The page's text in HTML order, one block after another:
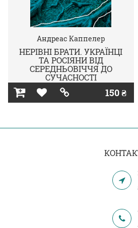
Андреас Каппелер
НЕРІВНІ БРАТИ. УКРАЇНЦІ
ТА РОСІЯНИ ВІД
СЕРЕДНЬОВІЧЧЯ ДО
СУЧАСНОСТІ
150 ₴